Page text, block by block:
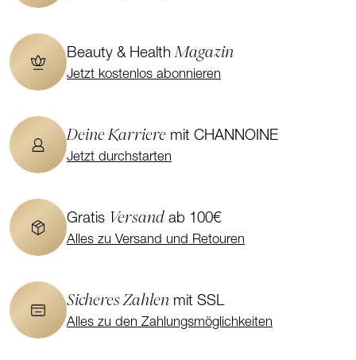
Beauty & HealthMagazin
Jetzt kostenlos abonnieren
Deine Karriere mit CHANNOINE
Jetzt durchstarten
Gratis Versand ab 100€
Alles zu Versand und Retouren
Sicheres Zahlen mit SSL
Alles zu den Zahlungsmöglichkeiten